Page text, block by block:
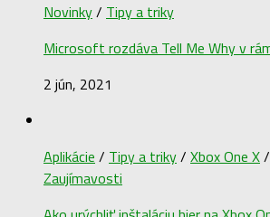
Novinky/ Tipy a triky
Microsoft rozdáva Tell Me Why v
2 jún, 2021
Aplikácie / Tipy a triky/ Xbox One X/
Zaujímavosti